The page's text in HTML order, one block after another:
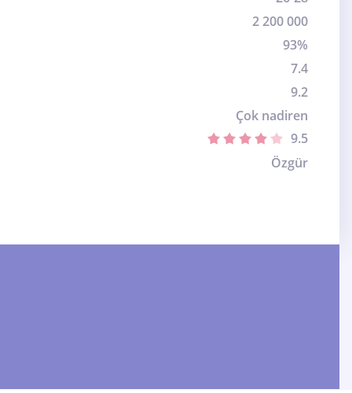
2 200 000
93%
7.4
9.2
Çok nadiren
9.5
Özgür